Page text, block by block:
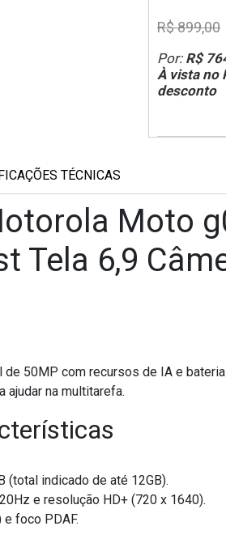
Por: R$
À vista no
desconto
R$ 899,00
TÉCNICAS
Moto
Tela 6,9
50MP com recursos de IA e
ajudar na multitarefa.
(total indicado de até 12GB).
e resolução HD+ (720 x 1640).
foco PDAF.